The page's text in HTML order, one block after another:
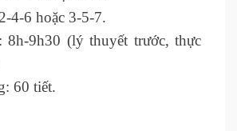
4-6 hoặc 3-5-7.
8h-9h30 (lý thuyết trước, thực
60 tiết.